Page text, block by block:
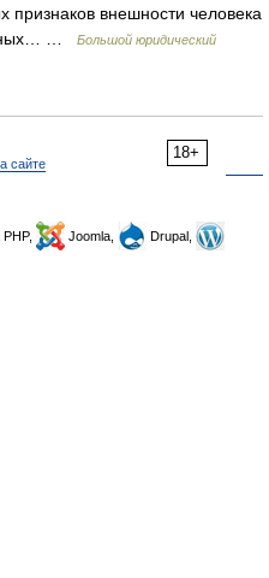
признаков внешности человека
…
Большой юридический
18+
сайте
Joomla,
Drupal,